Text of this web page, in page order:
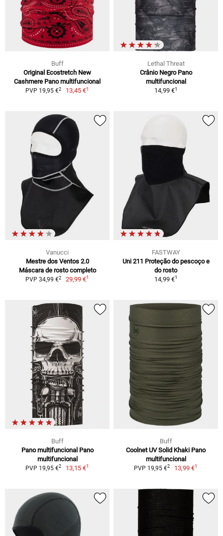
Buff
Original Ecostretch New
Cashmere Pano multifuncional
PVP 19,95 €2 13,45 €1
Lethal Threat
Crânio Negro Pano
multifuncional
14,99 €1
Vanucci
Mestre dos Ventos 2.0
Máscara de rosto completo
PVP 34,99 €2 29,99 €1
FASTWAY
Uni 211 Proteção do pescoço e
do rosto
14,99 €1
Buff
Pano multifuncional Pano
multifuncional
PVP 19,95 €2 13,15 €1
Buff
Coolnet UV Solid Khaki Pano
multifuncional
PVP 19,95 €2 13,99 €1